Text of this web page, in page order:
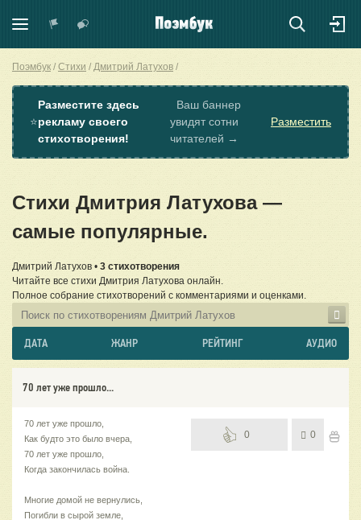
Поэмбук Стихи Дмитрий Латухов
⭐
Разместите здесь
рекламу своего
стихотворения!
Ваш баннер
увидят сотни
читателей →
Разместить
Стихи Дмитрия Латухова —
самые популярные.
Дмитрий Латухов • 3 стихотворения
Читайте все стихи Дмитрия Латухова онлайн.
Полное собрание стихотворений с комментариями и оценками.
ДАТА ЖАНР РЕЙТИНГ АУДИО
70 лет уже прошло...
70 лет уже прошло,
Как будто это было вчера,
70 лет уже прошло,
Когда закончилась война.
Многие домой не вернулись,
Погибли в сырой земле,
0 0